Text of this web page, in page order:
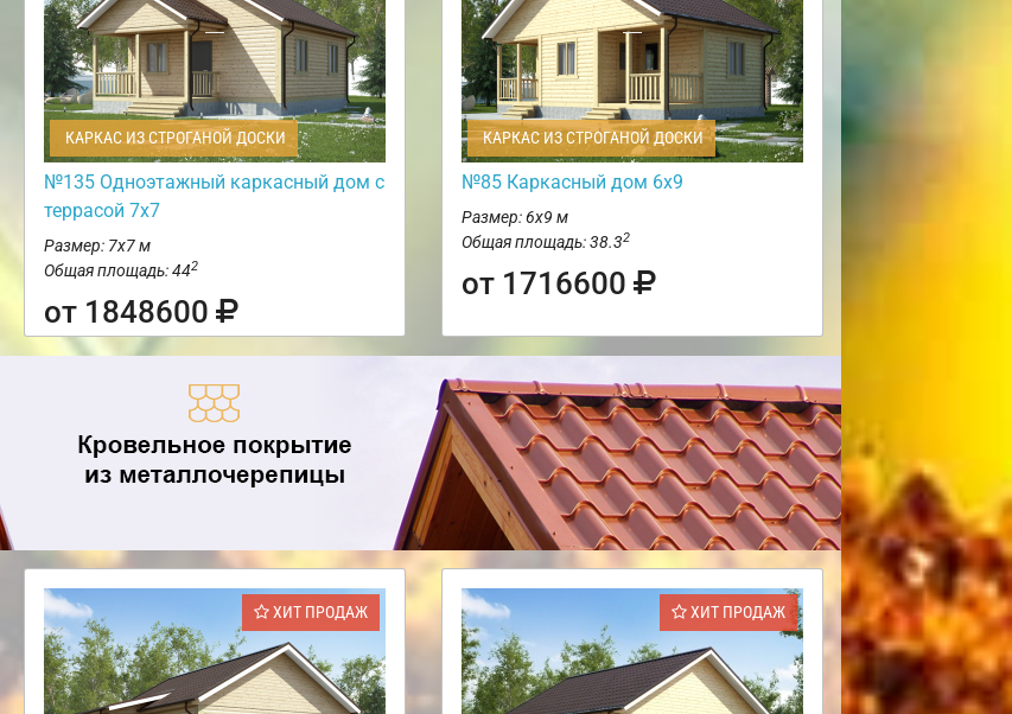
КАРКАС ИЗ СТРОГАНОЙ ДОСКИ
№135 Одноэтажный каркасный дом с
террасой 7х7
Размер: 7х7 м
Общая площадь: 442
от 1848600
КАРКАС ИЗ СТРОГАНОЙ ДОСКИ
№85 Каркасный дом 6х9
Размер: 6х9 м
Общая площадь: 38.32
от 1716600
ХИТ ПРОДАЖ ХИТ ПРОДАЖ